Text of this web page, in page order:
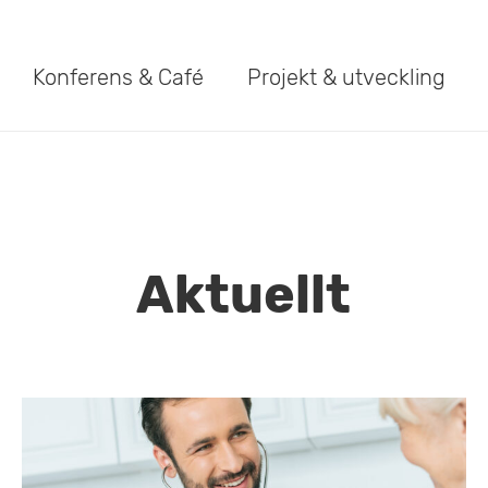
Konferens & Café Projekt & utveckling
Aktuellt